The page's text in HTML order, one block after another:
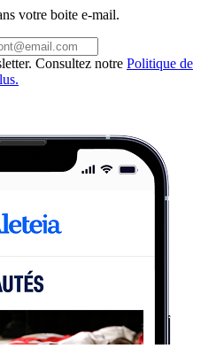
votre boite e-mail.
Consultez notre Politique de